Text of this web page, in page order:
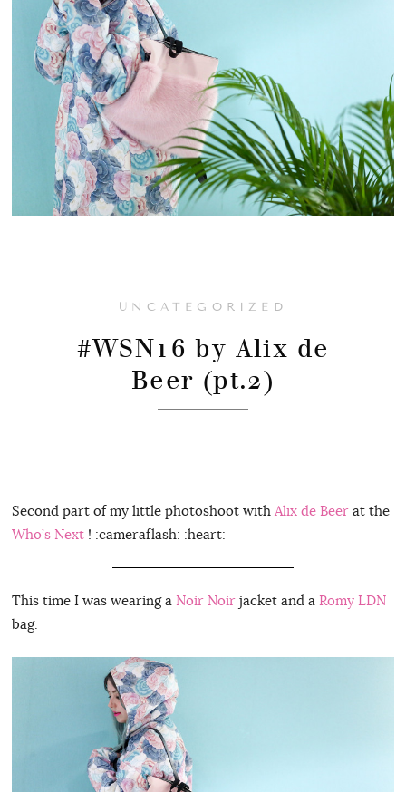
UNCATEGORIZED
#WSN16 by Alix de
Beer (pt.2)
Second part of my little photoshoot with Alix de Beerat the
Who’s Next! :cameraflash: :heart:
This time I was wearing a Noir Noirjacket and a Romy LDN
bag.